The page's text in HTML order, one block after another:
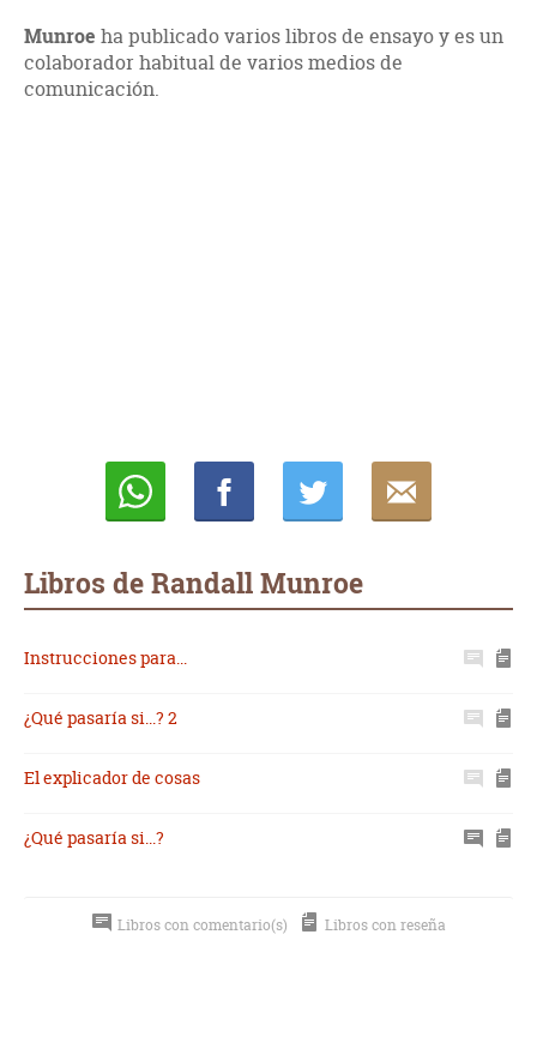
Munroe ha publicado varios libros de ensayo y es un
colaborador habitual de varios medios de
comunicación.
Libros de Randall Munroe
Instrucciones para...
¿Qué pasaría si...? 2
El explicador de cosas
¿Qué pasaría si...?
Libros con comentario(s) Libros con reseña